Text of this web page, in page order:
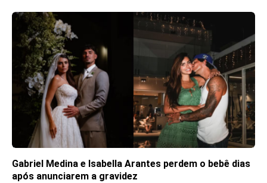
Gabriel Medina e Isabella Arantes perdem o bebê dias
após anunciarem a gravidez